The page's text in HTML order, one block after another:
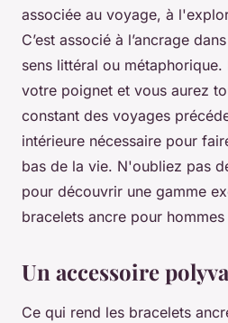
associée au voyage, à
C’est associé à l’ancrage
sens littéral ou
votre poignet et vous aurez
constant des voyages
intérieure nécessaire pour
bas de la vie. N'oubliez pas
pour découvrir une gamme
bracelets ancre pour hommes
Un accessoire
Ce qui rend les bracelets